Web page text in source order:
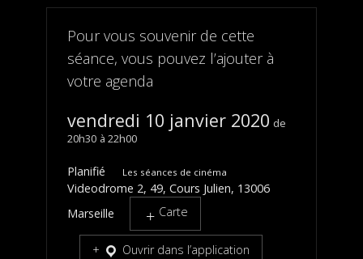
Pour vous souvenir de cette
séance, vous pouvez l’ajouter à
votre agenda
vendredi 10 janvier 2020
20h30 22h00
Planifié Les séances de cinéma
Videodrome 2, 49, Cours Julien, 13006
Marseille
Carte
Ouvrir dans l’application